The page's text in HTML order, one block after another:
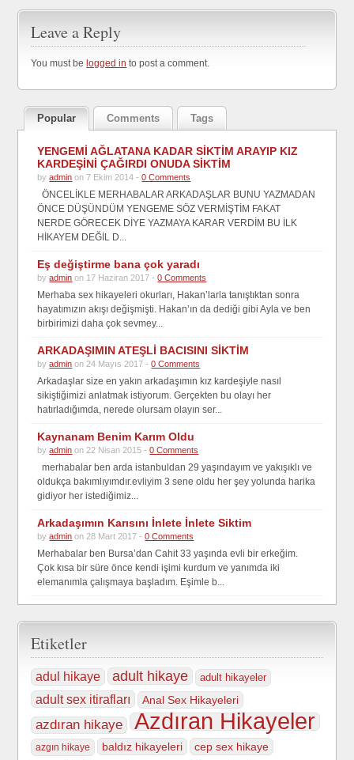
Leave a Reply
You must be logged in to post a comment.
Popular Comments Tags
YENGEMİ AĞLATANA KADAR SİKTİM ARAYIP KIZ
KARDEŞİNİ ÇAĞIRDI ONUDA SİKTİM
byadmin on 7 Ekim 2014 -0 Comments
ÖNCELİKLE MERHABALAR ARKADAŞLAR BUNU YAZMADAN
ÖNCE DÜŞÜNDÜM YENGEME SÖZ VERMİŞTİM FAKAT
NERDE GÖRECEK DİYE YAZMAYA KARAR VERDİM BU İLK
HİKAYEM DEĞİL D...
Eş değiştirme bana çok yaradı
byadmin on 17 Haziran 2017 -0 Comments
Merhaba sex hikayeleri okurları, Hakan’larla tanıştıktan sonra
hayatımızın akışı değişmişti. Hakan’ın da dediği gibi Ayla ve ben
birbirimizi daha çok sevmey...
ARKADAŞIMIN ATEŞLİ BACISINI SİKTİM
byadmin on 24 Mayıs 2017 -0 Comments
Arkadaşlar size en yakın arkadaşımın kız kardeşiyle nasıl
sikiştiğimizi anlatmak istiyorum. Gerçekten bu olayı her
hatırladığımda, nerede olursam olayın ser...
Kaynanam Benim Karım Oldu
byadmin on 22 Nisan 2015 -0 Comments
merhabalar ben arda istanbuldan 29 yaşındayım ve yakışıklı ve
oldukça bakımlıyımdır.evliyim 3 sene oldu her şey yolunda harika
gidiyor her istediğimiz...
Arkadaşımın Karısını İnlete İnlete Siktim
byadmin on 28 Mart 2017 -0 Comments
Merhabalar ben Bursa’dan Cahit 33 yaşında evli bir erkeğim.
Çok kısa bir süre önce kendi işimi kurdum ve yanımda iki
elemanımla çalışmaya başladım. Eşimle b...
Etiketler
adul hikaye adult hikaye adult hikayeler
adult sex itirafları Anal Sex Hikayeleri
azdıran hikaye Azdıran Hikayeler
azgın hikaye baldız hikayeleri cep sex hikaye